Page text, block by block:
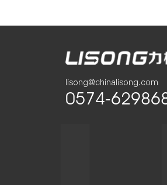
lisong@chinalisong.com
0574-